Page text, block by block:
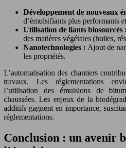
Développement de nouveaux
d’émulsifiants plus performants
Utilisation de liants biosourcés :
des matières végétales (huiles,
Nanotechnologies : Ajout de
les propriétés.
L’automatisation des chantiers
travaux. Les réglementations
l’utilisation des émulsions de
chaussées. Les enjeux de la
additifs gagnent en importance,
réglementations.
Conclusion : un avenir